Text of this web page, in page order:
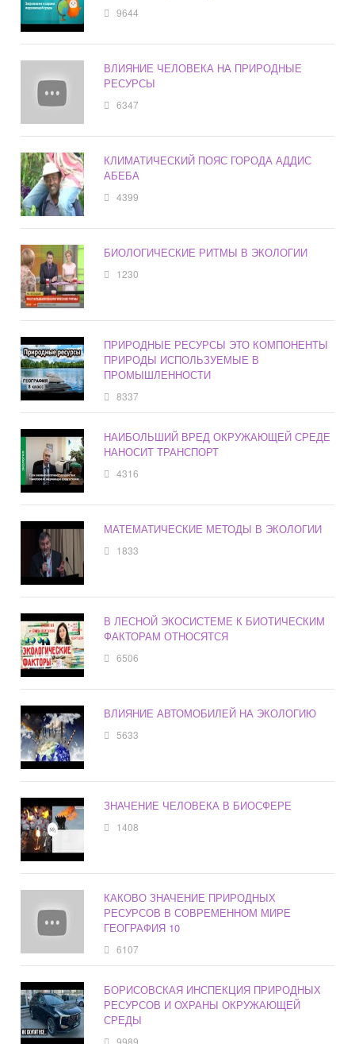
9644
ВЛИЯНИЕ ЧЕЛОВЕКА НА ПРИРОДНЫЕ
РЕСУРСЫ
6347
КЛИМАТИЧЕСКИЙ ПОЯС ГОРОДА АДДИС
АБЕБА
4399
БИОЛОГИЧЕСКИЕ РИТМЫ В ЭКОЛОГИИ
1230
ПРИРОДНЫЕ РЕСУРСЫ ЭТО КОМПОНЕНТЫ
ПРИРОДЫ ИСПОЛЬЗУЕМЫЕ В
ПРОМЫШЛЕННОСТИ
8337
НАИБОЛЬШИЙ ВРЕД ОКРУЖАЮЩЕЙ СРЕДЕ
НАНОСИТ ТРАНСПОРТ
4316
МАТЕМАТИЧЕСКИЕ МЕТОДЫ В ЭКОЛОГИИ
1833
В ЛЕСНОЙ ЭКОСИСТЕМЕ К БИОТИЧЕСКИМ
ФАКТОРАМ ОТНОСЯТСЯ
6506
ВЛИЯНИЕ АВТОМОБИЛЕЙ НА ЭКОЛОГИЮ
5633
ЗНАЧЕНИЕ ЧЕЛОВЕКА В БИОСФЕРЕ
1408
КАКОВО ЗНАЧЕНИЕ ПРИРОДНЫХ
РЕСУРСОВ В СОВРЕМЕННОМ МИРЕ
ГЕОГРАФИЯ 10
6107
БОРИСОВСКАЯ ИНСПЕКЦИЯ ПРИРОДНЫХ
РЕСУРСОВ И ОХРАНЫ ОКРУЖАЮЩЕЙ
СРЕДЫ
9989